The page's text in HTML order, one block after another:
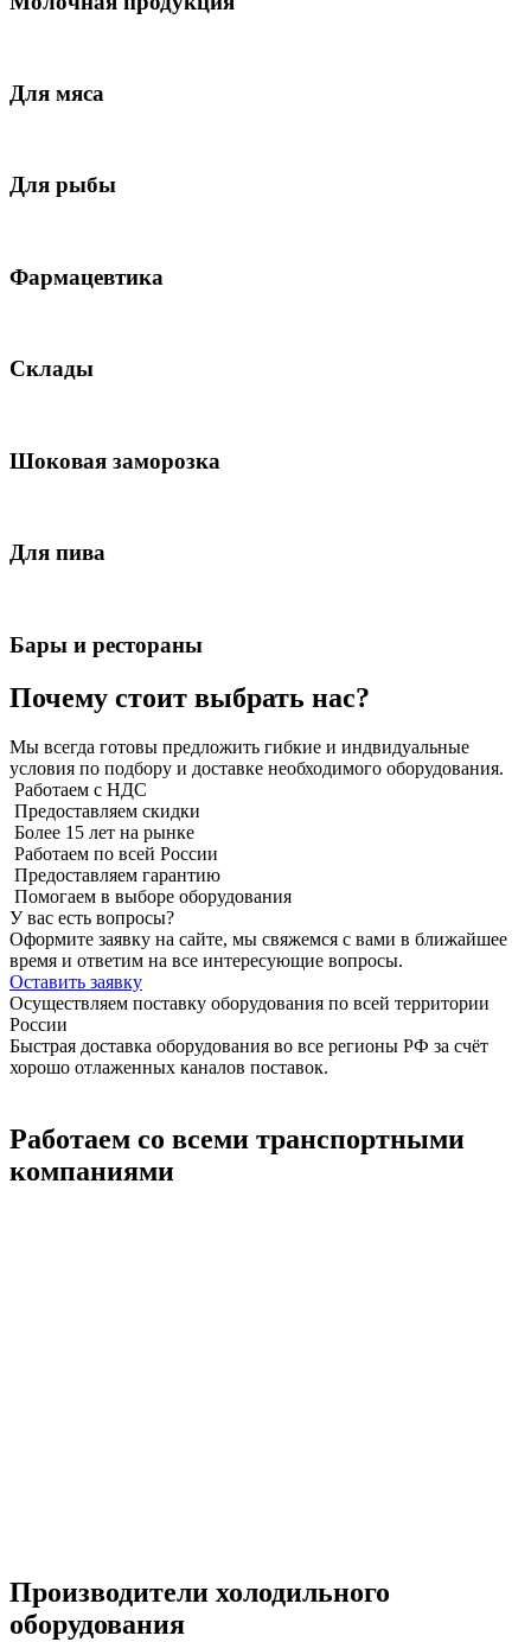
Для мяса
Для рыбы
Фармацевтика
Склады
Шоковая заморозка
Для пива
Бары и рестораны
Почему стоит выбрать нас?
Мы всегда готовы предложить гибкие и индвидуальные
условия по подбору и доставке необходимого оборудования.
Работаем с НДС
Предоставляем скидки
Более 15 лет на рынке
Работаем по всей России
Предоставляем гарантию
Помогаем в выборе оборудования
У вас есть вопросы?
Оформите заявку на сайте, мы свяжемся с вами в ближайшее
время и ответим на все интересующие вопросы.
Оставить заявку
Осуществляем поставку оборудования по всей территории
России
Быстрая доставка оборудования во все регионы РФ за счёт
хорошо отлаженных каналов поставок.
Работаем со всеми транспортными
компаниями
Производители холодильного
оборудования